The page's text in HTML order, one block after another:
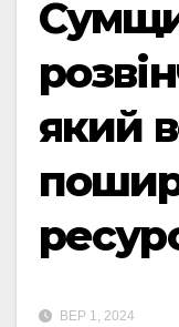
який
ВЕР 1, 2024